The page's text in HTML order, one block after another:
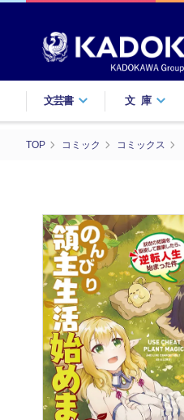
文芸書 文庫
TOP コミック コミックス